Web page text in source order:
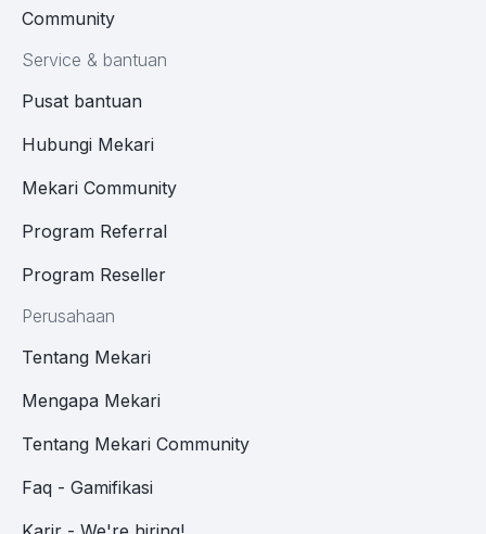
Community
Service & bantuan
Pusat bantuan
Hubungi Mekari
Mekari Community
Program Referral
Program Reseller
Perusahaan
Tentang Mekari
Mengapa Mekari
Tentang Mekari Community
Faq - Gamifikasi